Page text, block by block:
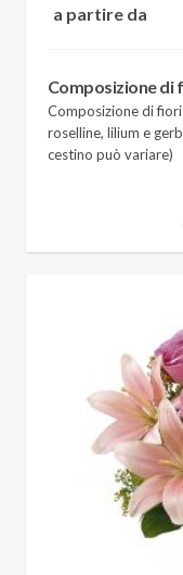
a partire da
Composizione di
Composizione di
roselline, lilium e
cestino può variare)